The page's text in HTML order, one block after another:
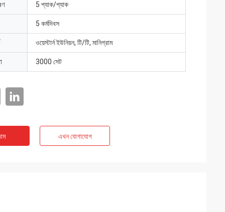
5 প্যাক/প্যাক
5 কর্মদিবস
ওয়েস্টার্ন ইউনিয়ন, টি/টি, মানিগ্রাম
3000 সেট
এখন যোগাযোগ